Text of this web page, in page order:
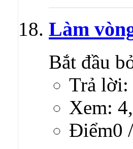
Làm
Bắt đầu
Trả lời:
Xem:
Ðiểm0